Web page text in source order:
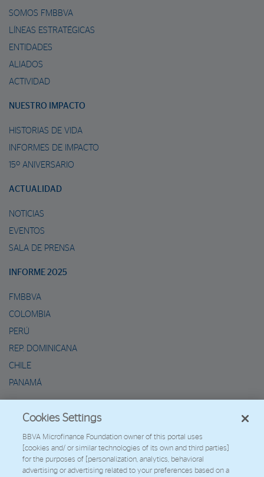
SOMOS FMBBVA
LÍNEAS ESTRATÉGICAS
ENTIDADES
ALIADOS
ACTIVIDAD
NUESTRO IMPACTO
HISTORIAS DE VIDA
INFORMES DE IMPACTO
15º ANIVERSARIO
ACTUALIDAD
NOTICIAS
EVENTOS
SALA DE PRENSA
INFORME 2025
FMBBVA
COLOMBIA
PERÚ
REP. DOMINICANA
CHILE
PANAMÁ
2026 - Fundación Microfinanzas BBVA
Trabaja con nosotros
Cookies Settings
BBVA Microfinance Foundation owner of this portal uses
[cookies and/ or similar technologies of its own and third parties]
for the purposes of [personalization, analytics, behavioral
advertising or advertising related to your preferences based on a